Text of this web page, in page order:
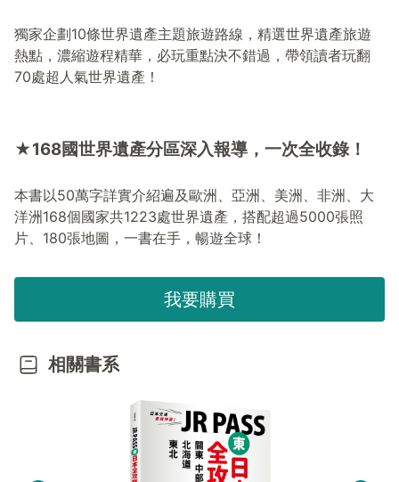
獨家企劃10條世界遺產主題旅遊路線，精選世界遺產旅遊
熱點，濃縮遊程精華，必玩重點決不錯過，帶領讀者玩翻
70處超人氣世界遺產！
★168國世界遺產分區深入報導，一次全收錄！
本書以50萬字詳實介紹遍及歐洲、亞洲、美洲、非洲、大
洋洲 168個國家共1223處世界遺產，搭配超過5000張照
片、 180張地圖，一書在手，暢遊全球！
我要購買
相關書系